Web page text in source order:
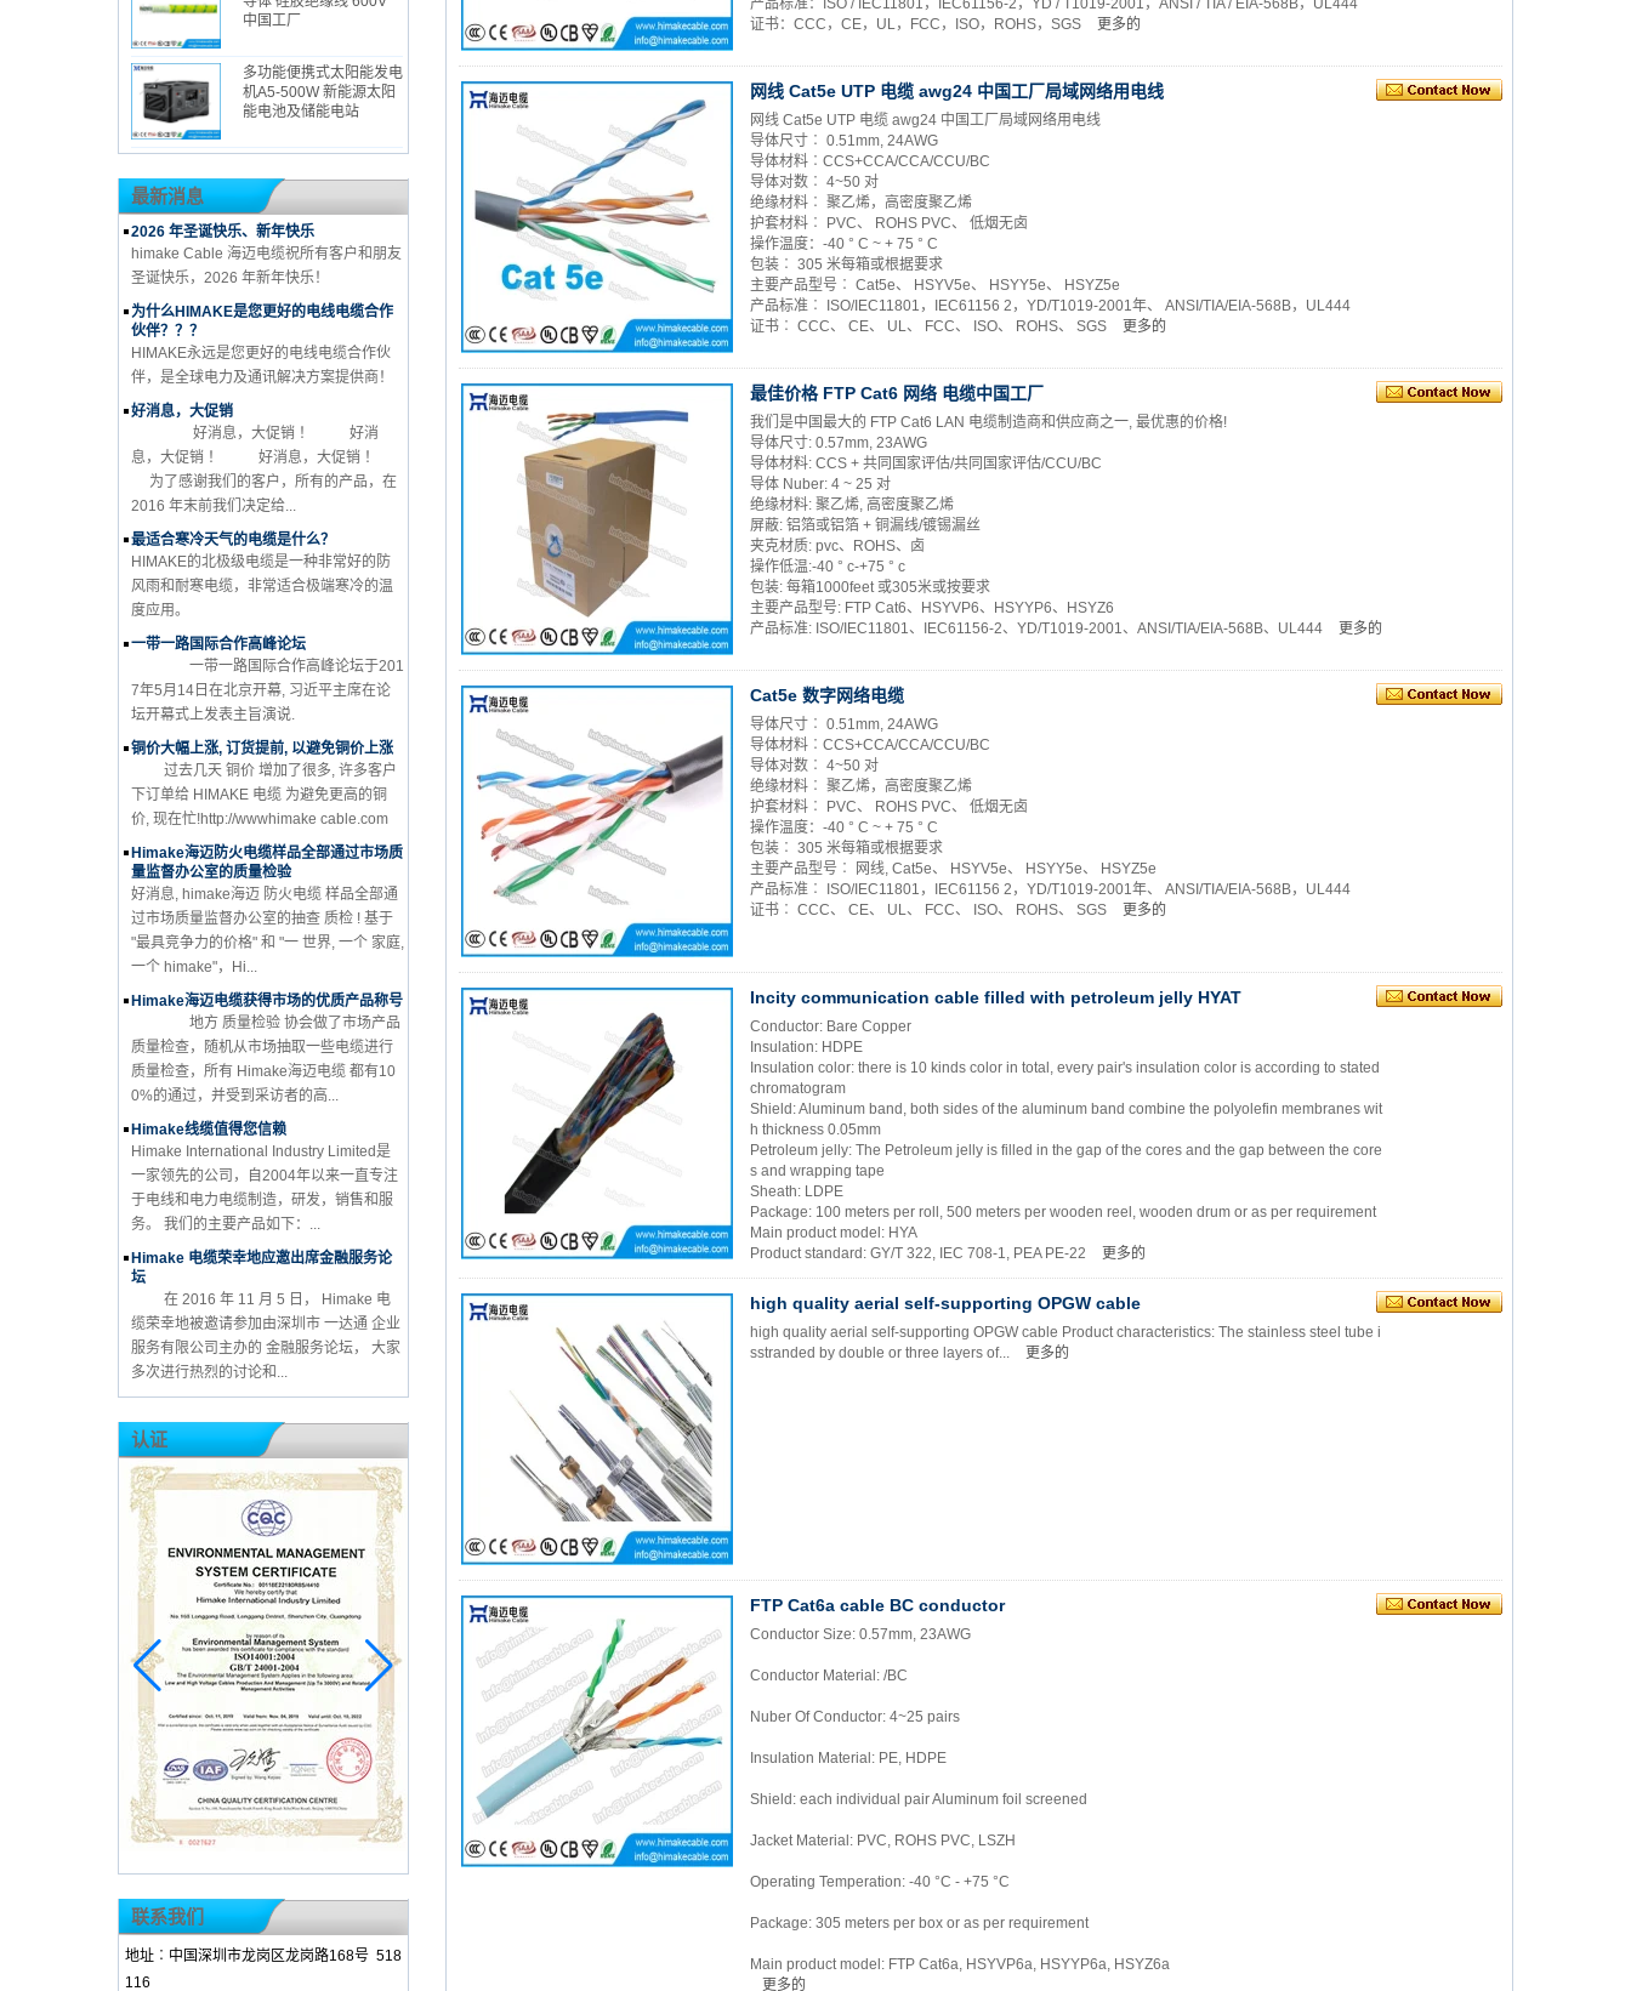
中国工厂
多功能便携式太阳能发电
机A5-500W 新能源太阳
能电池及储能电站
最新消息
2026 年圣诞快乐、新年快乐
himake Cable 海迈电缆祝所有客户和朋友
圣诞快乐，2026 年新年快乐！
为什么HIMAKE是您更好的电线电缆合作
伙伴？？？
HIMAKE永远是您更好的电线电缆合作伙
伴，是全球电力及通讯解决方案提供商！
好消息，大促销
好消息，大促销 ！ 好消
息，大促销 ！ 好消息，大促销 ！
为了感谢我们的客户，所有的产品，在
2016 年末前我们决定给...
最适合寒冷天气的电缆是什么？
HIMAKE的北极级电缆是一种非常好的防
风雨和耐寒电缆，非常适合极端寒冷的温
度应用。
一带一路国际合作高峰论坛
一带一路国际合作高峰论坛于201
7年5月14日在北京开幕, 习近平主席在论
坛开幕式上发表主旨演说.
铜价大幅上涨, 订货提前, 以避免铜价上涨
过去几天 铜价 增加了很多, 许多客户
下订单给 HIMAKE 电缆 为避免更高的铜
价, 现在忙!http://wwwhimake cable.com
Himake海迈防火电缆样品全部通过市场质
量监督办公室的质量检验
好消息, himake海迈 防火电缆 样品全部通
过市场质量监督办公室的抽查 质检 ! 基于
"最具竞争力的价格" 和 "一 世界, 一个 家庭,
一个 himake"，Hi...
Himake海迈电缆获得市场的优质产品称号
地方 质量检验 协会做了市场产品
质量检查，随机从市场抽取一些电缆进行
质量检查，所有 Himake海迈电缆 都有10
0%的通过，并受到采访者的高...
Himake线缆值得您信赖
Himake International Industry Limited是
一家领先的公司，自2004年以来一直专注
于电线和电力电缆制造，研发，销售和服
务。 我们的主要产品如下：...
Himake 电缆荣幸地应邀出席金融服务论
坛
在 2016 年 11 月 5 日， Himake 电
缆荣幸地被邀请参加由深圳市 一达通 企业
服务有限公司主办的 金融服务论坛， 大家
多次进行热烈的讨论和...
认证
联系我们
地址︰中国深圳市龙岗区龙岗路168号 518
116
产品标准：ISO / IEC11801，IEC61156-2，YD / T1019-2001，ANSI / TIA / EIA-568B，UL444
证书：CCC，CE，UL，FCC，ISO，ROHS，SGS
更多的
网线 Cat5e UTP 电缆 awg24 中国工厂局域网络用电线
网线 Cat5e UTP 电缆 awg24 中国工厂局域网络用电线
导体尺寸︰ 0.51mm, 24AWG
导体材料︰CCS+CCA/CCA/CCU/BC
导体对数︰ 4~50 对
绝缘材料︰ 聚乙烯，高密度聚乙烯
护套材料︰ PVC、 ROHS PVC、 低烟无卤
操作温度：-40 ° C ~ + 75 ° C
包装︰ 305 米每箱或根据要求
主要产品型号︰ Cat5e、 HSYV5e、 HSYY5e、 HSYZ5e
产品标准︰ ISO/IEC11801，IEC61156 2，YD/T1019-2001年、 ANSI/TIA/EIA-568B，UL444
证书︰ CCC、 CE、 UL、 FCC、 ISO、 ROHS、 SGS
更多的
最佳价格 FTP Cat6 网络 电缆中国工厂
我们是中国最大的 FTP Cat6 LAN 电缆制造商和供应商之一, 最优惠的价格!
导体尺寸: 0.57mm, 23AWG
导体材料: CCS + 共同国家评估/共同国家评估/CCU/BC
导体 Nuber: 4 ~ 25 对
绝缘材料: 聚乙烯, 高密度聚乙烯
屏蔽: 铝箔或铝箔 + 铜漏线/镀锡漏丝
夹克材质: pvc、ROHS、卤
操作低温:-40 ° c-+75 ° c
包装: 每箱1000feet 或305米或按要求
主要产品型号: FTP Cat6、HSYVP6、HSYYP6、HSYZ6
产品标准: ISO/IEC11801、IEC61156-2、YD/T1019-2001、ANSI/TIA/EIA-568B、UL444
更多的
Cat5e 数字网络电缆
导体尺寸︰ 0.51mm, 24AWG
导体材料︰CCS+CCA/CCA/CCU/BC
导体对数︰ 4~50 对
绝缘材料︰ 聚乙烯，高密度聚乙烯
护套材料︰ PVC、 ROHS PVC、 低烟无卤
操作温度：-40 ° C ~ + 75 ° C
包装︰ 305 米每箱或根据要求
主要产品型号︰ 网线, Cat5e、 HSYV5e、 HSYY5e、 HSYZ5e
产品标准︰ ISO/IEC11801，IEC61156 2，YD/T1019-2001年、 ANSI/TIA/EIA-568B，UL444
证书︰ CCC、 CE、 UL、 FCC、 ISO、 ROHS、 SGS
更多的
Incity communication cable filled with petroleum jelly HYAT
Conductor: Bare Copper
Insulation: HDPE
Insulation color: there is 10 kinds color in total, every pair's insulation color is according to stated
chromatogram
Shield: Aluminum band, both sides of the aluminum band combine the polyolefin membranes wit
h thickness 0.05mm
Petroleum jelly: The Petroleum jelly is filled in the gap of the cores and the gap between the core
s and wrapping tape
Sheath: LDPE
Package: 100 meters per roll, 500 meters per wooden reel, wooden drum or as per requirement
Main product model: HYA
Product standard: GY/T 322, IEC 708-1, PEA PE-22
更多的
high quality aerial self-supporting OPGW cable
high quality aerial self-supporting OPGW cable Product characteristics: The stainless steel tube i
sstranded by double or three layers of...
更多的
FTP Cat6a cable BC conductor
Conductor Size: 0.57mm, 23AWG
Conductor Material: /BC
Nuber Of Conductor: 4~25 pairs
Insulation Material: PE, HDPE
Shield: each individual pair Aluminum foil screened
Jacket Material: PVC, ROHS PVC, LSZH
Operating Temperation: -40 °C - +75 °C
Package: 305 meters per box or as per requirement
Main product model: FTP Cat6a, HSYVP6a, HSYYP6a, HSYZ6a
更多的